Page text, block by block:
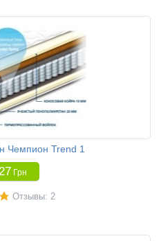
Чемпион Trend 1
Грн
Отзывы: 2